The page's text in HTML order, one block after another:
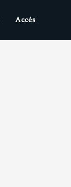
Accés